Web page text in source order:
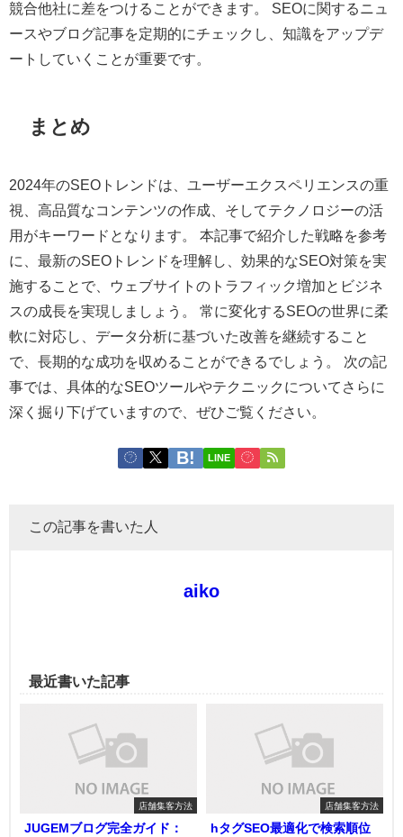
競合他社に差をつけることができます。 SEOに関するニュ
ースやブログ記事を定期的にチェックし、知識をアップデ
ートしていくことが重要です。
まとめ
2024年のSEOトレンドは、ユーザーエクスペリエンスの重
視、高品質なコンテンツの作成、そしてテクノロジーの活
用がキーワードとなります。 本記事で紹介した戦略を参考
に、最新のSEOトレンドを理解し、効果的なSEO対策を実
施することで、ウェブサイトのトラフィック増加とビジネ
スの成長を実現しましょう。 常に変化するSEOの世界に柔
軟に対応し、データ分析に基づいた改善を継続すること
で、長期的な成功を収めることができるでしょう。 次の記
事では、具体的なSEOツールやテクニックについてさらに
深く掘り下げていますので、ぜひご覧ください。
LINE
この記事を書いた人
aiko
最近書いた記事
店舗集客方法
JUGEMブログ完全ガイド：
店舗集客方法
hタグSEO最適化で検索順位